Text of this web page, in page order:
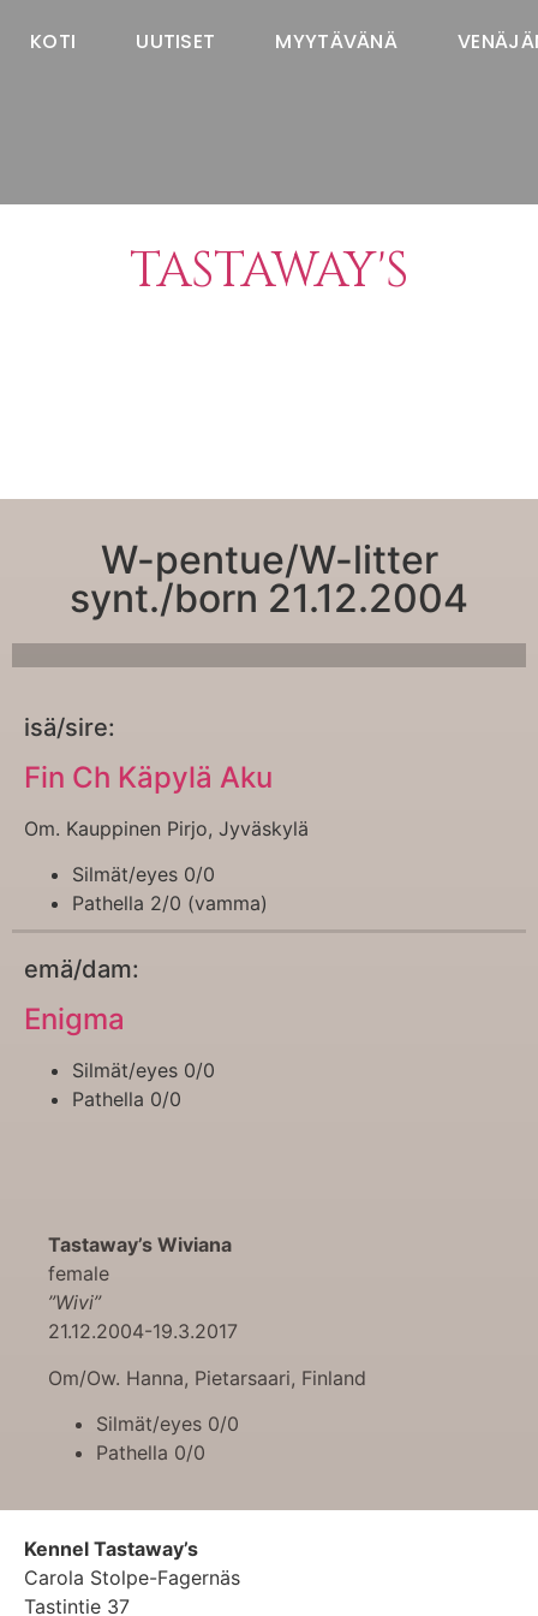
KOTI UUTISET MYYTÄVÄNÄ
TASTAWAY'S
W-pentue/W-litter
synt./born 21.12.2004
isä/sire:
Fin Ch Käpylä Aku
Om. Kauppinen Pirjo, Jyväskylä
Silmät/eyes 0/0
Pathella 2/0 (vamma)
emä/dam:
Enigma
Silmät/eyes 0/0
Pathella 0/0
Tastaway’s Wiviana
female
”Wivi”
21.12.2004-19.3.2017
Om/Ow. Hanna, Pietarsaari, Finland
Silmät/eyes 0/0
Pathella 0/0
Kennel Tastaway’s
Carola Stolpe-Fagernäs
Tastintie 37